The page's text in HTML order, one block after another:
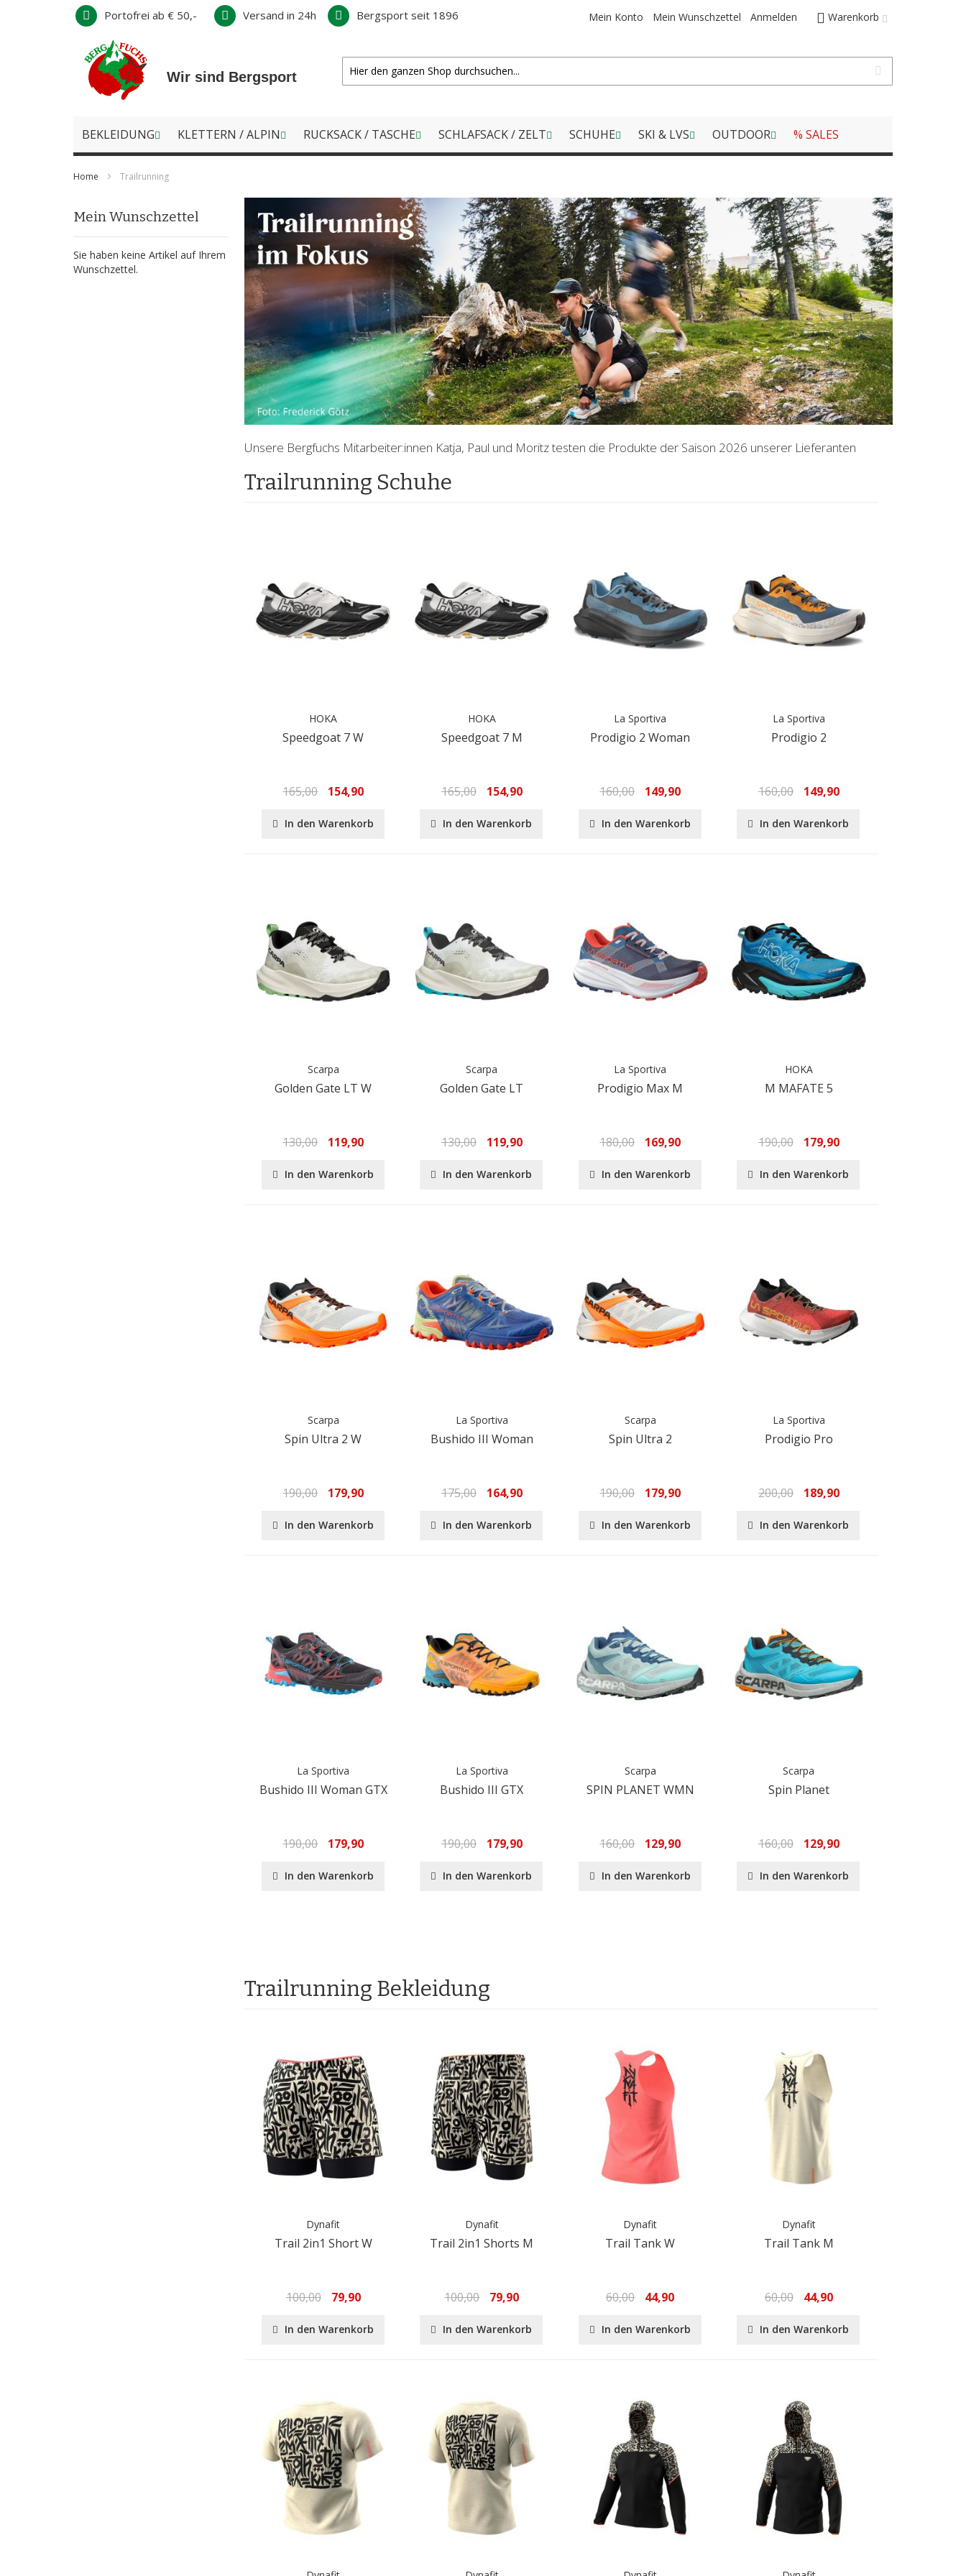
Direkt
Inhalt
Warenkorb
Mein Konto Mein Wunschzettel Anmelden
Portofrei ab € 50,- Versand in 24h Bergsport seit 1896
Wir sind Bergsport
BEKLEIDUNG KLETTERN / ALPIN RUCKSACK / TASCHE SCHLAFSACK / ZELT SCHUHE SKI & LVS OUTDOOR % SALES
Home Trailrunning
Unsere Bergfuchs Mitarbeiter:innen Katja, Paul und Moritz testen die Produkte der Saison 2026 unserer Lieferanten
Trailrunning Schuhe
HOKA
Speedgoat 7 W
165,00 154,90
In den Warenkorb
HOKA
Speedgoat 7 M
165,00 154,90
In den Warenkorb
La Sportiva
Prodigio 2 Woman
160,00 149,90
In den Warenkorb
La Sportiva
Prodigio 2
160,00 149,90
In den Warenkorb
Scarpa
Golden Gate LT W
130,00 119,90
In den Warenkorb
Scarpa
Golden Gate LT
130,00 119,90
In den Warenkorb
La Sportiva
Prodigio Max M
180,00 169,90
In den Warenkorb
HOKA
M MAFATE 5
190,00 179,90
In den Warenkorb
Scarpa
Spin Ultra 2 W
190,00 179,90
In den Warenkorb
La Sportiva
Bushido III Woman
175,00 164,90
In den Warenkorb
Scarpa
Spin Ultra 2
190,00 179,90
In den Warenkorb
La Sportiva
Prodigio Pro
200,00 189,90
In den Warenkorb
La Sportiva
Bushido III Woman GTX
190,00 179,90
In den Warenkorb
La Sportiva
Bushido III GTX
190,00 179,90
In den Warenkorb
Scarpa
SPIN PLANET WMN
160,00 129,90
In den Warenkorb
Scarpa
Spin Planet
160,00 129,90
In den Warenkorb
Trailrunning Bekleidung
Dynafit
Trail 2in1 Short W
100,00 79,90
In den Warenkorb
Dynafit
Trail 2in1 Shorts M
100,00 79,90
In den Warenkorb
Dynafit
Trail Tank W
60,00 44,90
In den Warenkorb
Dynafit
Trail Tank M
60,00 44,90
In den Warenkorb
Mein Wunschzettel
Sie haben keine Artikel auf Ihrem
Wunschzettel.